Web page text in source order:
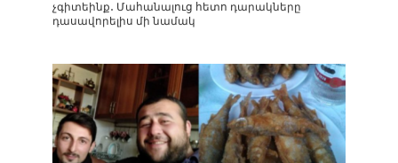
չգիտեինք․ Մահանալուց հետո դարակները
դասավորելիս մի նամակ